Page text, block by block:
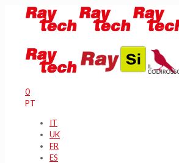
0
PT
IT
UK
FR
ES